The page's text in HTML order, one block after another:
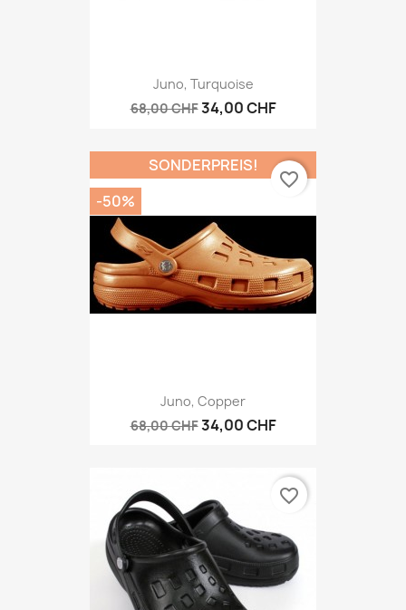
Juno, Turquoise
68,00 CHF34,00 CHF
Juno, Copper
68,00 CHF34,00 CHF
SONDERPREIS!
-50%
favorite_border
favorite_border